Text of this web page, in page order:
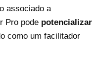
associado a
Pro pode potencializar
como um facilitador